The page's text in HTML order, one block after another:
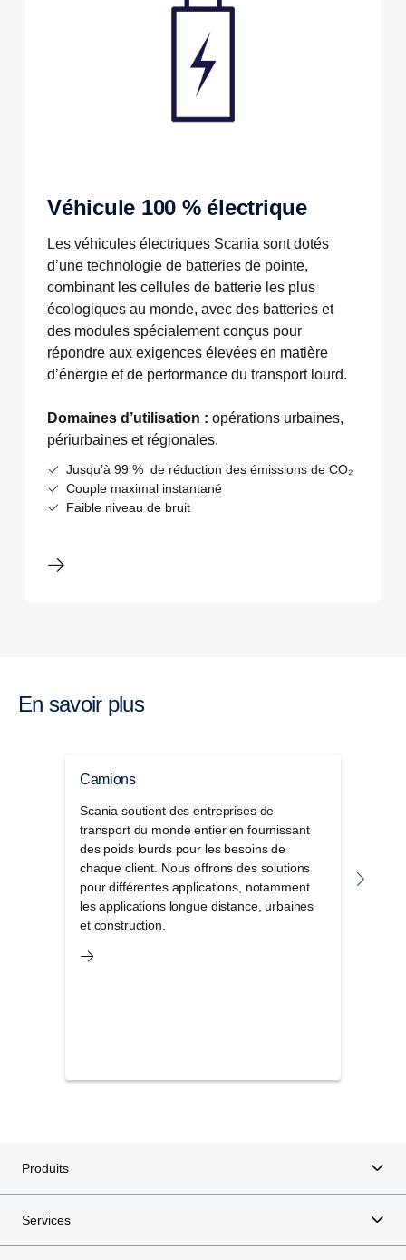
Véhicule 100 % électrique
Les véhicules électriques Scania sont dotés
d’une technologie de batteries de pointe,
combinant les cellules de batterie les plus
écologiques au monde, avec des batteries et
des modules spécialement conçus pour
répondre aux exigences élevées en matière
d’énergie et de performance du transport lourd.
Domaines d’utilisation : opérations urbaines,
périurbaines et régionales.
Jusqu’à 99 % de réduction des émissions de CO₂
Couple maximal instantané
Faible niveau de bruit
En savoir plus
Camions
Scania soutient des entreprises de
transport du monde entier en fournissant
des poids lourds pour les besoins de
chaque client. Nous offrons des solutions
pour différentes applications, notamment
les applications longue distance, urbaines
et construction.
Produits
Services